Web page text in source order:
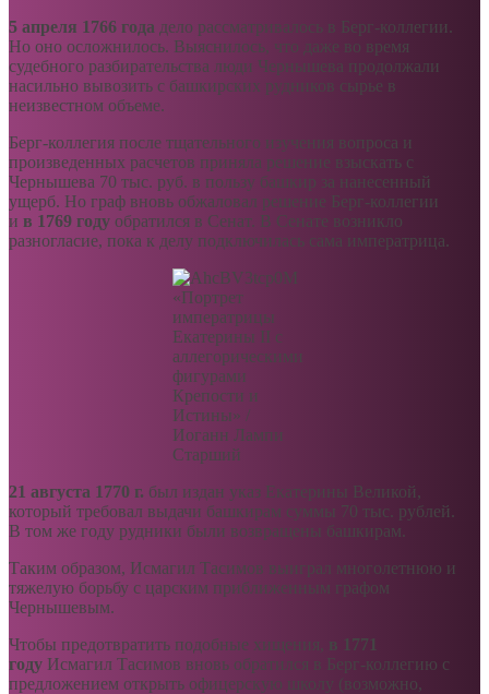
5 апреля 1766 года дело рассматривалось в Берг-коллегии.
Но оно осложнилось. Выяснилось, что даже во время
судебного разбирательства люди Чернышева продолжали
насильно вывозить с башкирских рудников сырье в
неизвестном объеме.
Берг-коллегия после тщательного изучения вопроса и
произведенных расчетов приняла решение взыскать с
Чернышева 70 тыс. руб. в пользу башкир за нанесенный
ущерб. Но граф вновь обжаловал решение Берг-коллегии
и в 1769 году обратился в Сенат. В Сенате возникло
разногласие, пока к делу подключилась сама императрица.
«Портрет
императрицы
Екатерины II с
аллегорическими
фигурами
Крепости и
Истины» /
Иоганн Лампи
Старший
21 августа 1770 г. был издан указ Екатерины Великой,
который требовал выдачи башкирам суммы 70 тыс. рублей.
В том же году рудники были возвращены башкирам.
Таким образом, Исмагил Тасимов выиграл многолетнюю и
тяжелую борьбу с царским приближенным графом
Чернышевым.
Чтобы предотвратить подобные хищения, в 1771
году Исмагил Тасимов вновь обратился в Берг-коллегию с
предложением открыть офицерскую школу (возможно,